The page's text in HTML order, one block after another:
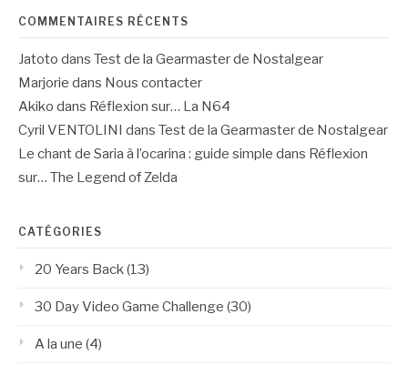
COMMENTAIRES RÉCENTS
Jatoto dans Test de la Gearmaster de Nostalgear
Marjorie dans Nous contacter
Akiko dans Réflexion sur… La N64
Cyril VENTOLINI dans Test de la Gearmaster de Nostalgear
Le chant de Saria à l’ocarina : guide simple dans Réflexion
sur… The Legend of Zelda
CATÉGORIES
20 Years Back(13)
30 Day Video Game Challenge (30)
A la une (4)